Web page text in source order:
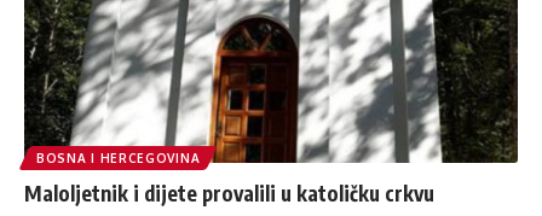
BOSNA I HERCEGOVINA
Maloljetnik i dijete provalili u katoličku crkvu